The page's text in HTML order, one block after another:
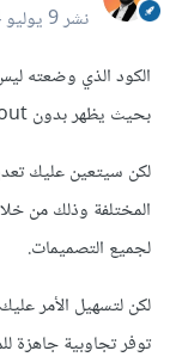
نشر9 يوليو 2024
الكود الذي وضعته
بحيث يظهر بدون Zoom-out وبعرض شاشة الجهاز فقط.
لكن سيتعين عليك
لجميع التصميمات.
لكن لتسهيل الأمر
توفر تجاوبية جاهزة